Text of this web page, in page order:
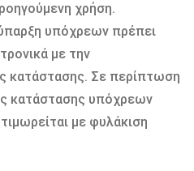
χρήση.
υπόχρεων πρέπει
με την
κατάστασης. Σε περίπτωση
κατάστασης υπόχρεων
με φυλάκιση